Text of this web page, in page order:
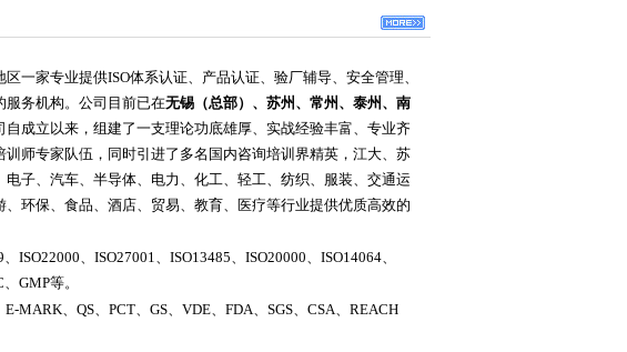
一家专业提供ISO体系认证、产品认证、验厂辅导、安全管理、
服务机构。公司目前已在无锡（总部）、 苏州、常州、泰州、南
自成立以来，组建了一支理论功底雄厚、实战经验丰富、专业齐
师专家队伍，同时引进了多名国内咨询培训界精英，江大、苏
子、汽车、半导体、电力、化工、轻工、纺织、服装、交通运
环保、食品、酒店、贸易、教育、医疗等行业提供优质高效的
ISO22000、ISO27001、ISO13485、ISO20000、ISO14064、
GMP等。
MARK、QS、PCT、GS、VDE、FDA、SGS、CSA、REACH